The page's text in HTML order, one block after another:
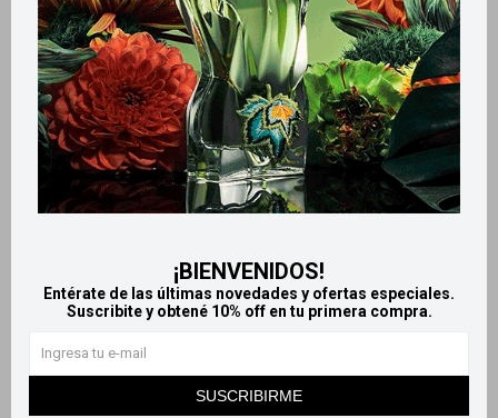
¡BIENVENIDOS!
Entérate de las últimas novedades y ofertas especiales.
Suscribite y obtené 10% off en tu primera compra.
SUSCRIBIRME
Aroma Frutal
Productos que te pueden interesar